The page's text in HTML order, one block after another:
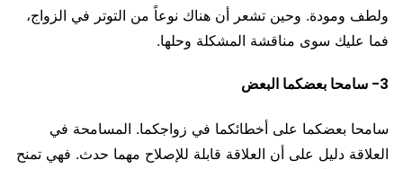
ولطف ومودة. وحين تشعر أن هناك نوعاً من التوتر في الزواج،
فما عليك سوى مناقشة المشكلة وحلها.
3- سامحا بعضكما البعض
سامحا بعضكما على أخطائكما في زواجكما. المسامحة في
العلاقة دليل على أن العلاقة قابلة للإصلاح مهما حدث. فهي تمنح